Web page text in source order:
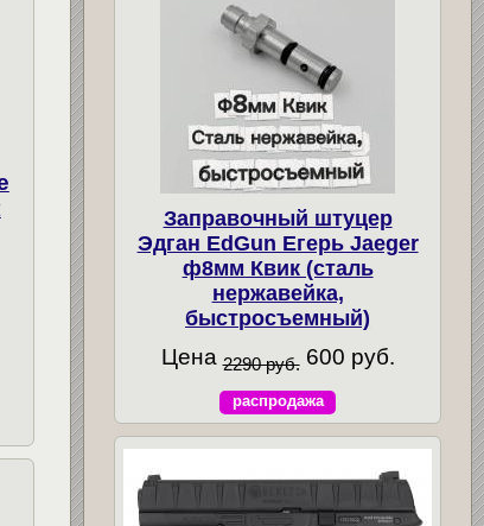
Заправочный штуцер
Эдган EdGun Егерь Jaeger
ф8мм Квик (сталь
нержавейка,
быстросъемный)
Цена 2290 руб. 600 руб.
распродажа